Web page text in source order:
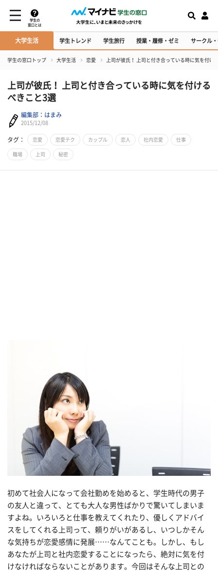
学生の
窓口とは
大学生活 学生トレンド 学生旅行 授業・履修・ゼミ サークル
学生の窓口トップ 大学生活 恋愛 上司が彼氏！ 上司と付き合っている時に気を付け
上司が彼氏！ 上司と付き合っている時に気を付ける
べきこと3選
編集部：はまみ
2015/12/08
タグ： 恋愛 恋愛テク カップル 恋人 社内恋愛 仕事
職場 上司 秘密
初めて社会人になって会社勤めを始めると、学生時代の男子
の友人と違って、とても大人な男性ばかりで驚いてしまいま
すよね。いろいろと仕事を教えてくれたり、優しくアドバイ
スをしてくれる上司って、頼りがいがあるし、いつしかそん
な気持ちが恋愛感情に発展……なんてことも。しかし、もし
あなたが上司と社内恋愛することになったら、絶対に気を付
けなければならないことがあります。今回はそんな上司との